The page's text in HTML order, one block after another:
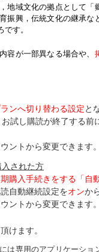
地域文化の拠点として「
振興，伝統文化の継承
す。
容が一部異なる場合や、
ンへ切り替わる設定と
試し購読が終了する前
ントから変更できます。
された方
購入手続きをする「自
自動継続設定をオンか
ントから変更できます。
けます。
は専用のアプリケーショ